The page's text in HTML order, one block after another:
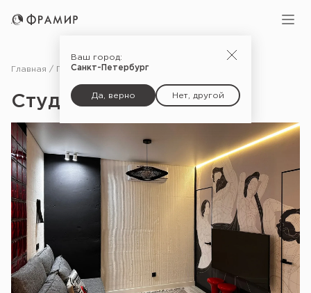
Ваш город:
Санкт-Петербург
Да, верно Нет, другой
Главная Портфолио
Студия с секретами